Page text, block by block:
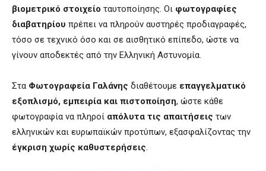
βιομετρικό στοιχείο ταυτοποίησης. Οι φωτογραφίες
διαβατηρίου πρέπει να πληρούν αυστηρές προδιαγραφές,
τόσο σε τεχνικό όσο και σε αισθητικό επίπεδο, ώστε να
γίνουν αποδεκτές από την Ελληνική Αστυνομία.
Στα Φωτογραφεία Γαλάνης διαθέτουμε επαγγελματικό
εξοπλισμό, εμπειρία και πιστοποίηση, ώστε κάθε
φωτογραφία να πληροί απόλυτα τις απαιτήσεις των
ελληνικών και ευρωπαϊκών προτύπων, εξασφαλίζοντας την
έγκριση χωρίς καθυστερήσεις.